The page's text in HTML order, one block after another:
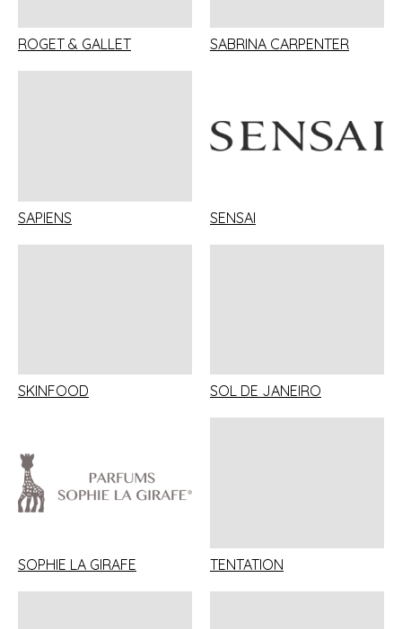
ROGET & GALLET SABRINA CARPENTER
SAPIENS SENSAI
SKINFOOD SOL DE JANEIRO
SOPHIE LA GIRAFE TENTATION